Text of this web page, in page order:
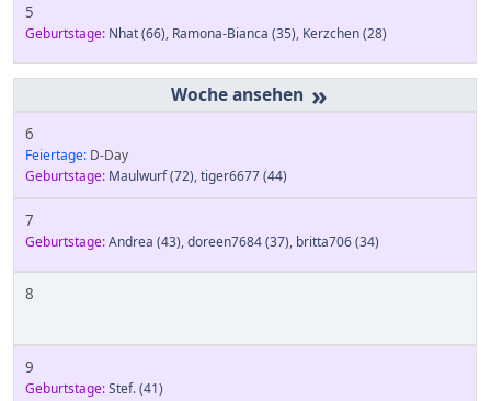
5
Geburtstage: Nhat(66), Ramona-Bianca (35), Kerzchen(28)
»
6
Feiertage: D-Day
Geburtstage: Maulwurf(72),tiger6677(44)
7
Geburtstage:Andrea (43),doreen7684(37), britta706(34)
8
9
Geburtstage:Stef.(41)